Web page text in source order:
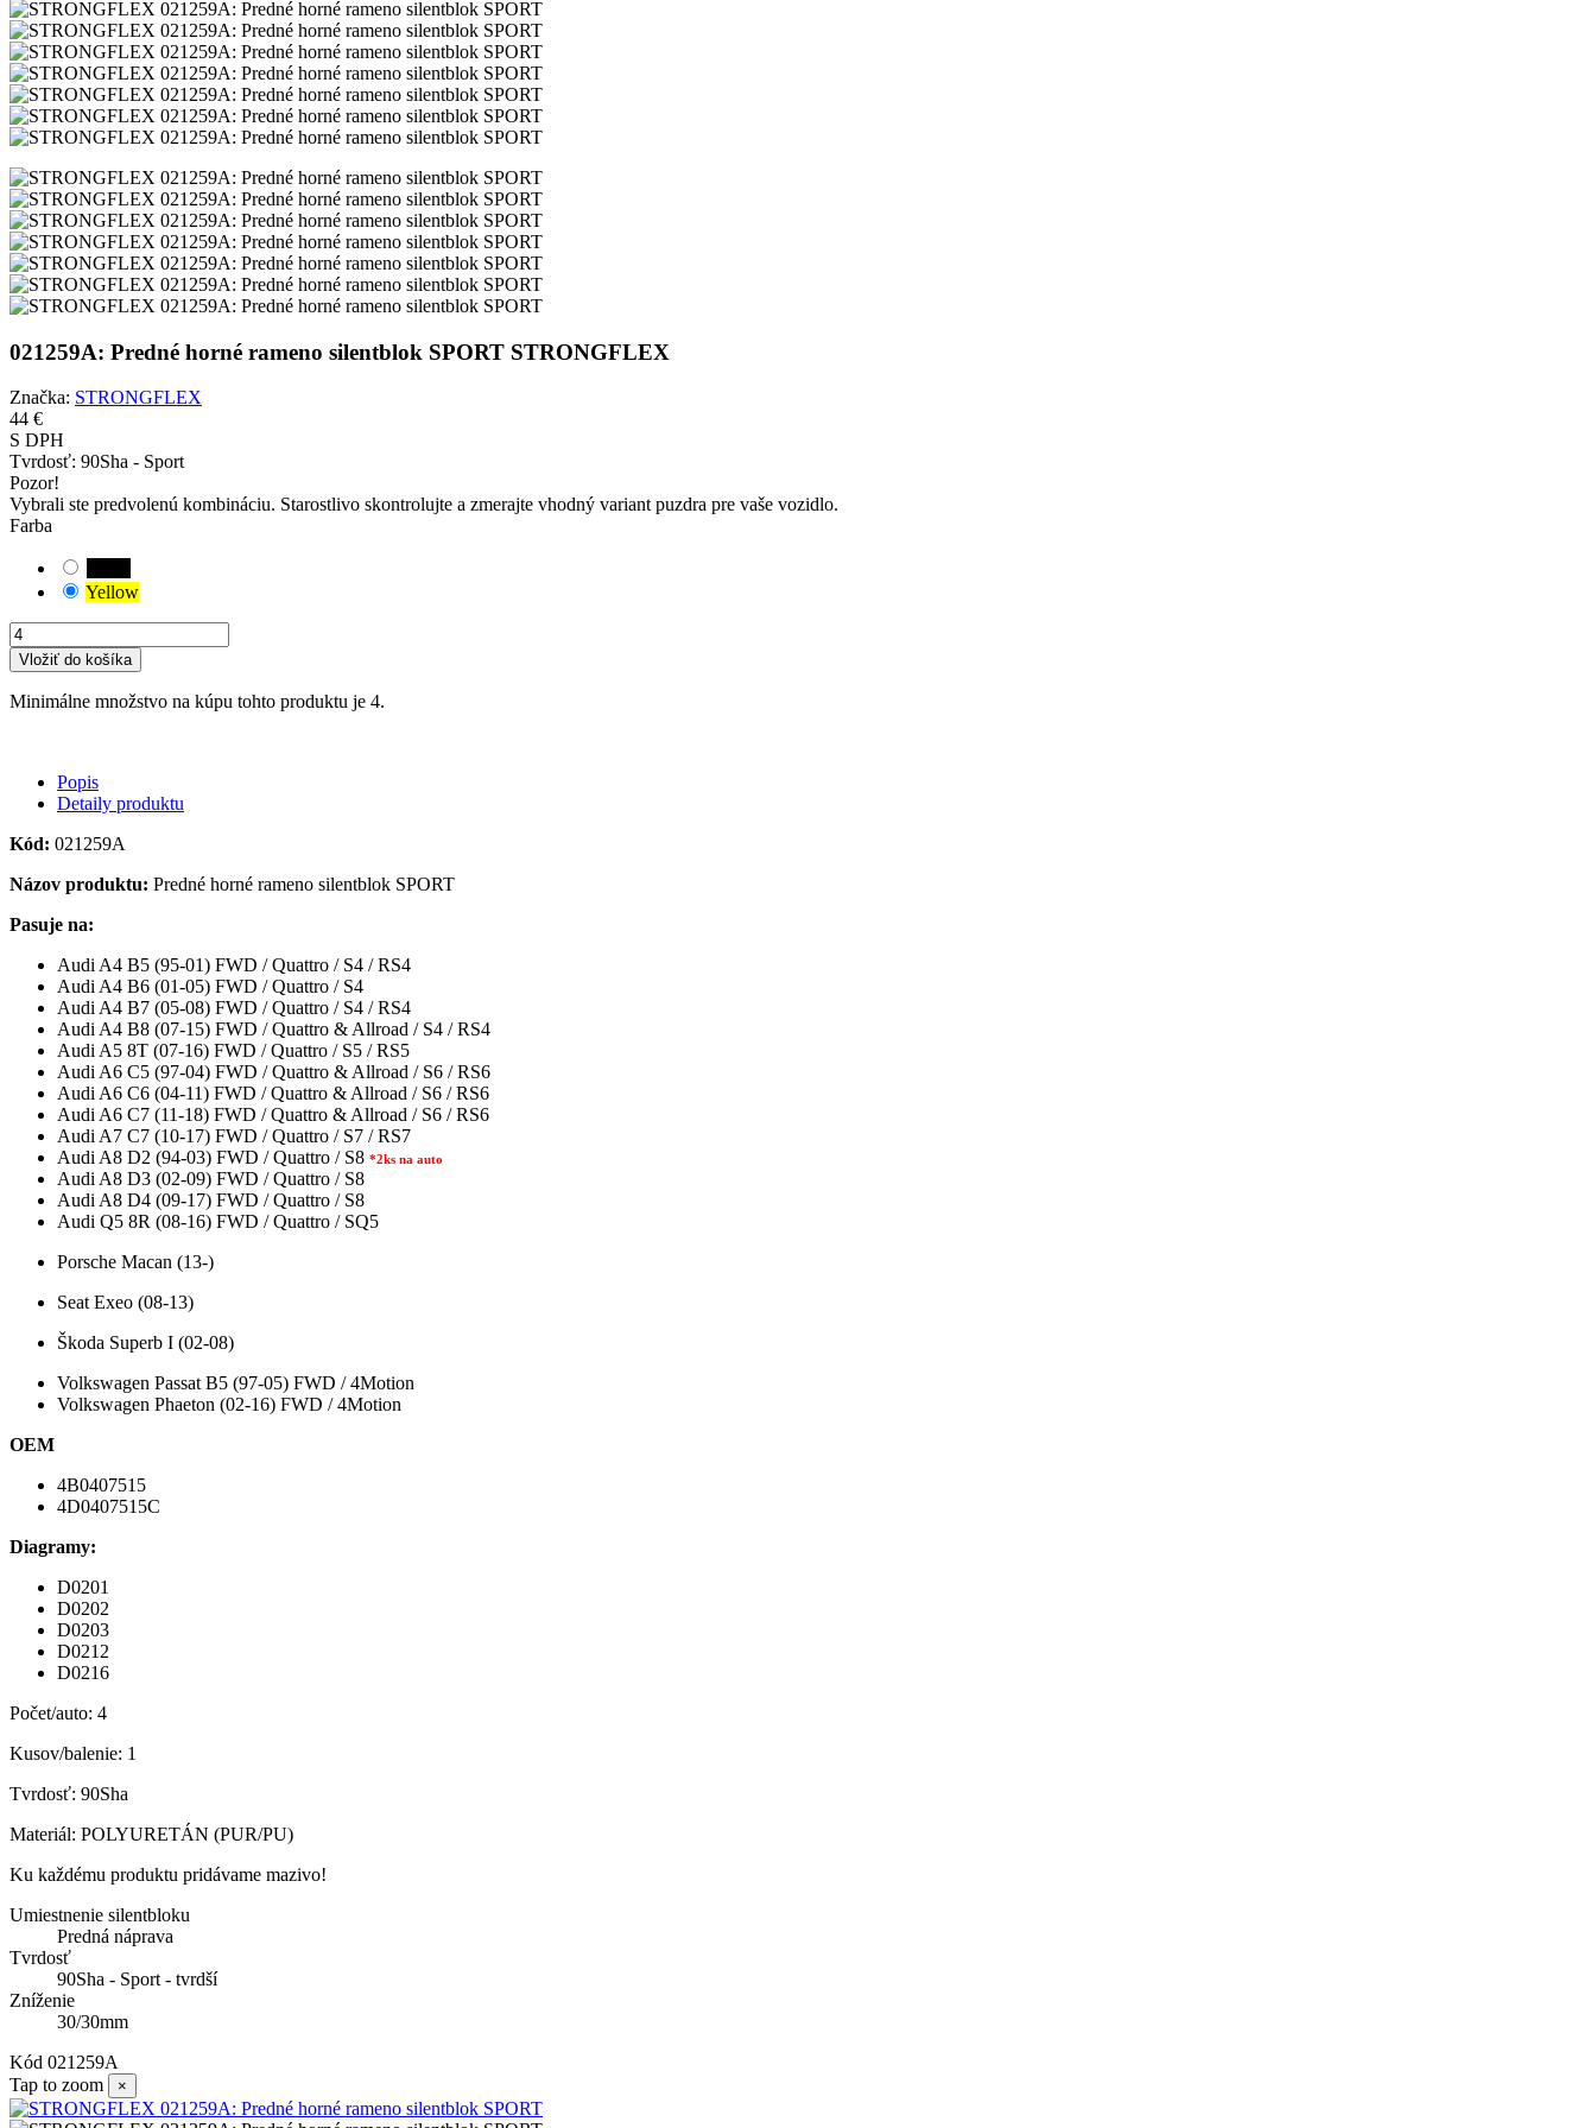
021259A: Predné horné rameno silentblok SPORT STRONGFLEX
Značka: STRONGFLEX
44 €
S DPH
Tvrdosť: 90Sha - Sport
Pozor!
Vybrali ste predvolenú kombináciu. Starostlivo skontrolujte a zmerajte vhodný variant puzdra pre vaše vozidlo.
Farba
Yellow
Vložiť do košíka
Minimálne množstvo na kúpu tohto produktu je 4.
Popis
Detaily produktu
Kód: 021259A
Názov produktu: Predné horné rameno silentblok SPORT
Pasuje na:
Audi A4 B5 (95-01) FWD / Quattro / S4 / RS4
Audi A4 B6 (01-05) FWD / Quattro / S4
Audi A4 B7 (05-08) FWD / Quattro / S4 / RS4
Audi A4 B8 (07-15) FWD / Quattro & Allroad / S4 / RS4
Audi A5 8T (07-16) FWD / Quattro / S5 / RS5
Audi A6 C5 (97-04) FWD / Quattro & Allroad / S6 / RS6
Audi A6 C6 (04-11) FWD / Quattro & Allroad / S6 / RS6
Audi A6 C7 (11-18) FWD / Quattro & Allroad / S6 / RS6
Audi A7 C7 (10-17) FWD / Quattro / S7 / RS7
Audi A8 D2 (94-03) FWD / Quattro / S8 *2ks na auto
Audi A8 D3 (02-09) FWD / Quattro / S8
Audi A8 D4 (09-17) FWD / Quattro / S8
Audi Q5 8R (08-16) FWD / Quattro / SQ5
Porsche Macan (13-)
Seat Exeo (08-13)
Škoda Superb I (02-08)
Volkswagen Passat B5 (97-05) FWD / 4Motion
Volkswagen Phaeton (02-16) FWD / 4Motion
OEM
4B0407515
4D0407515C
Diagramy:
D0201
D0202
D0203
D0212
D0216
Počet/auto: 4
Kusov/balenie: 1
Tvrdosť: 90Sha
Materiál: POLYURETÁN (PUR/PU)
Ku každému produktu pridávame mazivo!
Umiestnenie silentbloku
Predná náprava
Tvrdosť
90Sha - Sport - tvrdší
Zníženie
30/30mm
Kód 021259A
Tap to zoom
×